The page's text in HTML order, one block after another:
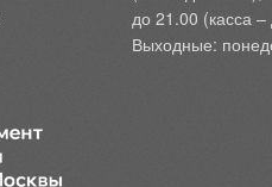
до 21.00 (касса
Выходные: